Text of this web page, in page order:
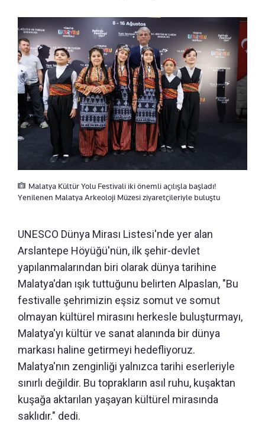
Malatya Kültür Yolu Festivali iki önemli açılışla başladı!
Yenilenen Malatya Arkeoloji Müzesi ziyaretçileriyle buluştu
UNESCO Dünya Mirası Listesi'nde yer alan
Arslantepe Höyüğü'nün, ilk şehir-devlet
yapılanmalarından biri olarak dünya tarihine
Malatya'dan ışık tuttuğunu belirten Alpaslan, "Bu
festivalle şehrimizin eşsiz somut ve somut
olmayan kültürel mirasını herkesle buluşturmayı,
Malatya'yı kültür ve sanat alanında bir dünya
markası haline getirmeyi hedefliyoruz.
Malatya'nın zenginliği yalnızca tarihi eserleriyle
sınırlı değildir. Bu toprakların asıl ruhu, kuşaktan
kuşağa aktarılan yaşayan kültürel mirasında
saklıdır." dedi.